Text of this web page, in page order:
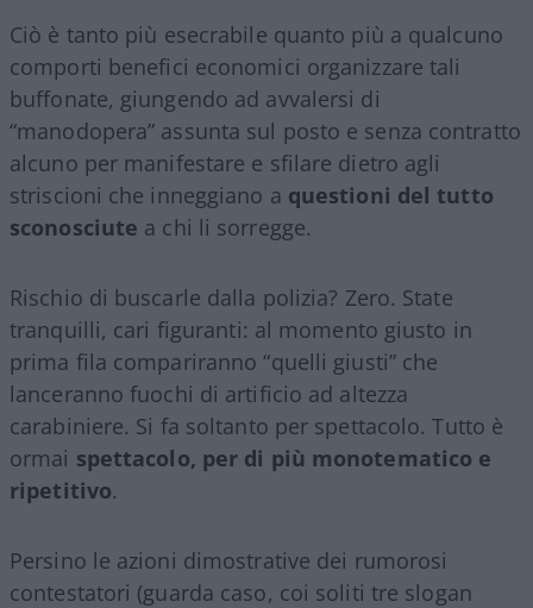
Ciò è tanto più esecrabile quanto più a qualcuno
comporti benefici economici organizzare tali
buffonate, giungendo ad avvalersi di
“manodopera” assunta sul posto e senza contratto
alcuno per manifestare e sfilare dietro agli
striscioni che inneggiano a questioni del tutto
sconosciute a chi li sorregge.
Rischio di buscarle dalla polizia? Zero. State
tranquilli, cari figuranti: al momento giusto in
prima fila compariranno “quelli giusti” che
lanceranno fuochi di artificio ad altezza
carabiniere. Si fa soltanto per spettacolo. Tutto è
ormai spettacolo, per di più monotematico e
ripetitivo.
Persino le azioni dimostrative dei rumorosi
contestatori (guarda caso, coi soliti tre slogan